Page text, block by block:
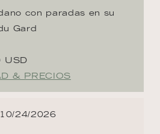
con paradas en su
Gard
USD
& PRECIOS
10/24/2026